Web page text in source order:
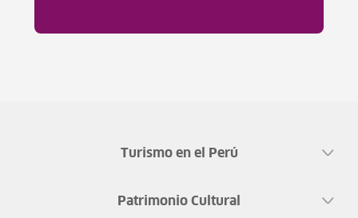
Turismo en el Perú
Patrimonio Cultural